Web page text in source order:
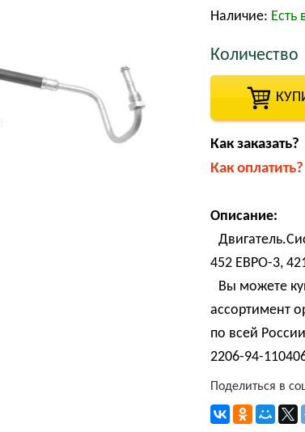
Наличие: Есть
Количество
Как заказать?
Как оплатить?
Описание:
452 ЕВРО-3,
Вы можете
ассортимент
по всей
2206-94-
Поделиться в